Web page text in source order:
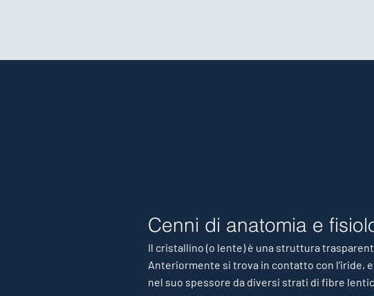
Cenni di anatomia e
Il cristallino (o lente) è una struttura
Anteriormente si trova in contatto con l’iride,
nel suo spessore da diversi strati di fibre